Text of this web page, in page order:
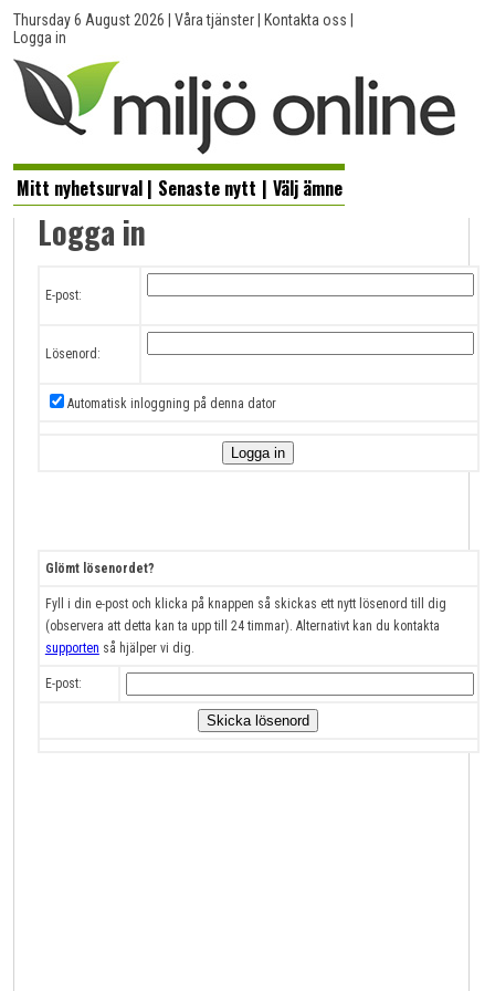
Thursday 6 August 2026 |Våra tjänster Kontakta oss
Logga in
Mitt nyhetsurval | Senaste nytt | Välj ämne
Logga in
E-post:
Lösenord:
Automatisk inloggning på denna dator
Glömt lösenordet?
Fyll i din e-post och klicka på knappen så skickas ett nytt lösenord till dig
(observera att detta kan ta upp till 24 timmar). Alternativt kan du kontakta
supporten så hjälper vi dig.
E-post: